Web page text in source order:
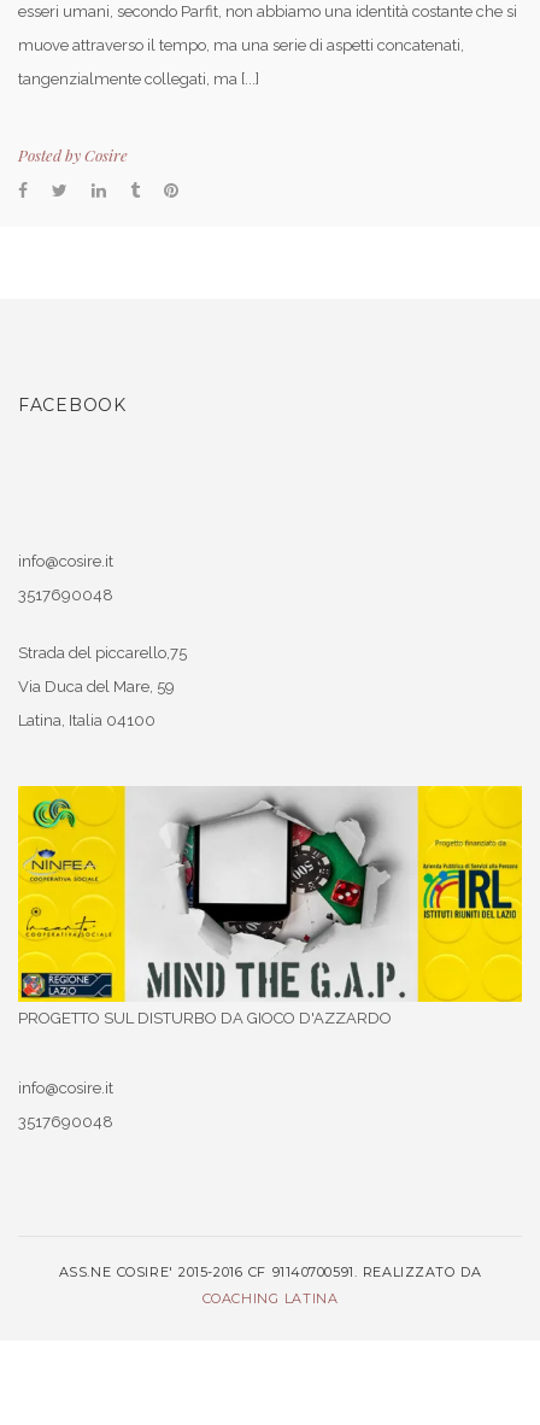
esseri umani, secondo Parfit, non abbiamo una identità costante che si
muove attraverso il tempo, ma una serie di aspetti concatenati,
tangenzialmente collegati, ma [...]
Posted byCosire
FACEBOOK
info@cosire.it
3517690048
Strada del piccarello,75
Via Duca del Mare, 59
Latina Italia 04100
PROGETTO SUL DISTURBO DA GIOCO D'AZZARDO
info@cosire.it
3517690048
ASS.NE COSIRE' 2015-2016 CF 91140700591. REALIZZATO DA
COACHING LATINA